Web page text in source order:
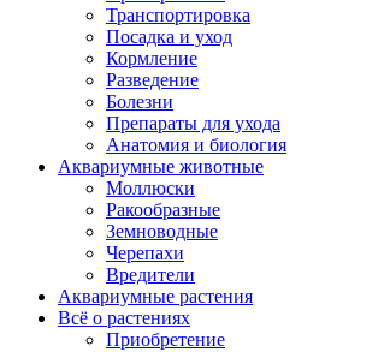
Транспортировка
Посадка и уход
Кормление
Разведение
Болезни
Препараты для ухода
Анатомия и биология
Аквариумные животные
Моллюски
Ракообразные
Земноводные
Черепахи
Вредители
Аквариумные растения
Всё о растениях
Приобретение